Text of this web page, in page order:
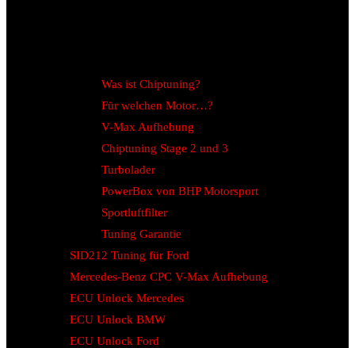
Was ist Chiptuning?
Für welchen Motor…?
V-Max Aufhebung
Chiptuning Stage 2 und 3
Turbolader
PowerBox von BHP Motorsport
Sportluftfilter
Tuning Garantie
SID212 Tuning für Ford
Mercedes-Benz CPC V-Max Aufhebung
ECU Unlock Mercedes
ECU Unlock BMW
ECU Unlock Ford